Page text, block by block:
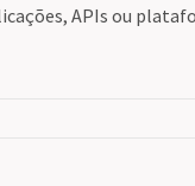
APIs ou